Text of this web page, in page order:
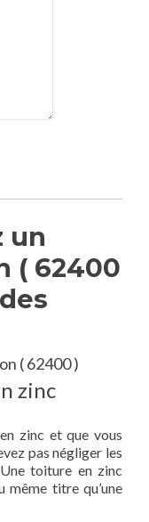
un
( 62400
( 62400 )
zinc
zinc et que vous
pas négliger les
toiture en zinc
même titre qu’une